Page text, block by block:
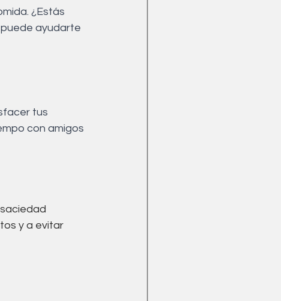
¿Estás
ayudarte
con amigos
y a evitar